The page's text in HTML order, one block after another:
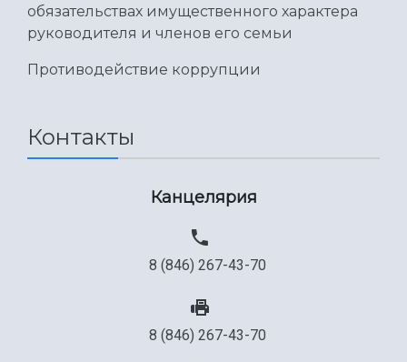
Сведения об образовательной организации
обязательствах имущественного характера
руководителя и членов его семьи
Противодействие коррупции
Контакты
Канцелярия
8 (846) 267-43-70
8 (846) 267-43-70